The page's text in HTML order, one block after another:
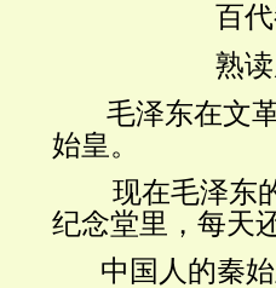
百
熟
毛泽东在文
始皇。
现在毛泽东
纪念堂里，每天
中国人的秦